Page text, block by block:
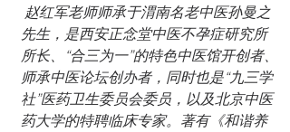
赵红军老师师承于渭南名老中医孙曼之
先生，是西安正念堂中医不孕症研究所
所长、“合三为一”的特色中医馆开创者、
师承中医论坛创办者，同时也是“九三学
社”医药卫生委员会委员，以及北京中医
药大学的特聘临床专家。著有《和谐养